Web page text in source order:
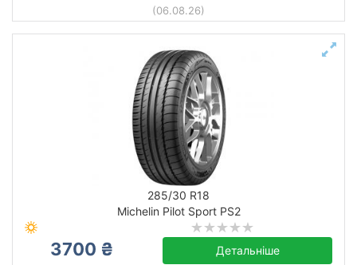
(06.08.26)
285/30 R18
Michelin Pilot Sport PS2
3700 ₴ Детальніше